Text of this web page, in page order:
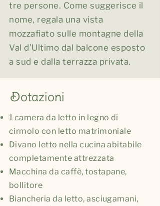
tre persone. Come suggerisce il
nome, regala una vista
mozzafiato sulle montagne della
Val d’Ultimo dal balcone esposto
a sud e dalla terrazza privata.
Dotazioni
1 camera da letto in legno di
cirmolo con letto matrimoniale
Divano letto nella cucina abitabile
completamente attrezzata
Macchina da caffè, tostapane,
bollitore
Biancheria da letto, asciugamani,